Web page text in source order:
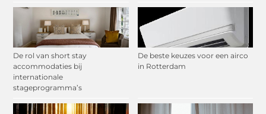
De rol van short stay
accommodaties bij
internationale
stageprogramma’s
De beste keuzes voor een airco
in Rotterdam